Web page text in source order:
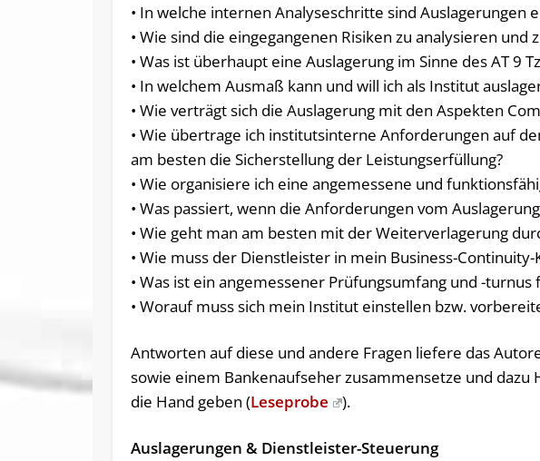
• In welche internen Analyseschritte sind Auslagerungen
• Wie sind die eingegangenen Risiken zu analysieren und
• Was ist überhaupt eine Auslagerung im Sinne des AT 9
• In welchem Ausmaß kann und will ich als Institut
• Wie verträgt sich die Auslagerung mit den Aspekten
• Wie übertrage ich institutsinterne Anforderungen auf
am besten die Sicherstellung der Leistungserfüllung?
• Wie organisiere ich eine angemessene und
• Was passiert, wenn die Anforderungen vom
• Wie geht man am besten mit der Weiterverlagerung
• Wie muss der Dienstleister in mein Business-
• Was ist ein angemessener Prüfungsumfang und -
• Worauf muss sich mein Institut einstellen bzw.
Antworten auf diese und andere Fragen liefere das
sowie einem Bankenaufseher zusammensetze und dazu
die Hand geben (Leseprobe ).
Auslagerungen & Dienstleister-Steuerung